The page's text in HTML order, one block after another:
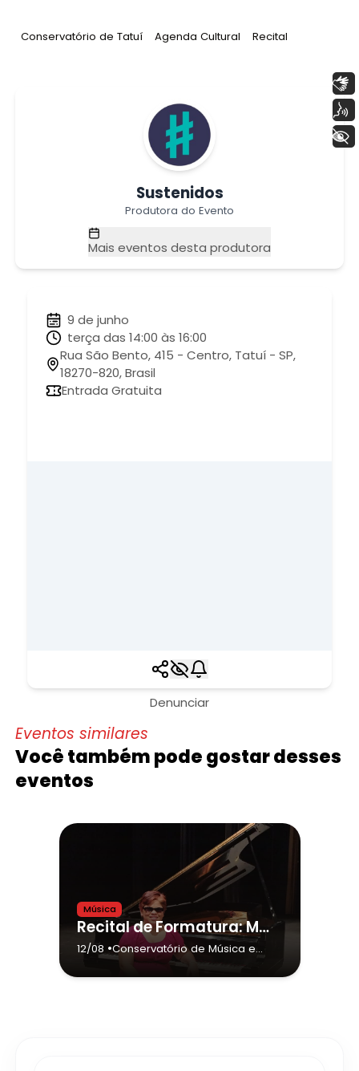
Tag:
Conservatório de Tatuí Tag:
Agenda Cultural Tag:
Recital
Sustenidos
Produtora do Evento
Mais eventos desta produtora
9 de junho
terça das 14:00 às 16:00
Rua São Bento, 415 - Centro, Tatuí - SP,
18270-820, Brasil
Entrada Gratuita
Denunciar
Eventos similares
Você também pode gostar desses
eventos
Música
Recital de Formatura: Mayara Rios – Piano MPB/Jazz
12/08 •Conservatório de Música e
Teatro Dr. Carlos de Campos
de Tatuí (Sede)- Tatuí
+ Acessibilidade